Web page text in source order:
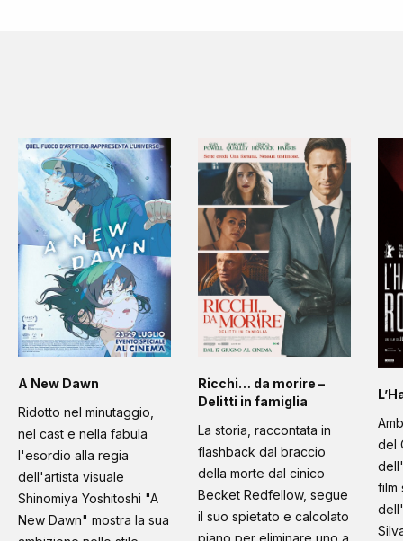
A New Dawn
Ridotto nel minutaggio,
nel cast e nella fabula
l'esordio alla regia
dell'artista visuale
Shinomiya Yoshitoshi "A
New Dawn" mostra la sua
Ricchi… da morire –
Delitti in famiglia
La storia, raccontata in
flashback dal braccio
della morte dal cinico
Becket Redfellow, segue
il suo spietato e calcolato
del
film